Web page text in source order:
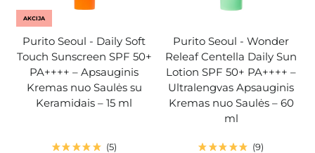
AKCIJA
Purito Seoul - Daily Soft
Touch Sunscreen SPF 50+
PA++++ – Apsauginis
Kremas nuo Saulės su
Keramidais – 15 ml
5
Purito Seoul - Wonder
Releaf Centella Daily Sun
Lotion SPF 50+ PA++++ –
Ultralengvas Apsauginis
Kremas nuo Saulės – 60
ml
9